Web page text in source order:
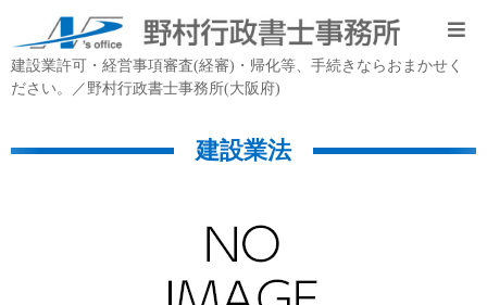
建設業許可・経営事項審査(経審)・帰化等、手続きならおまかせく
ださい。／野村行政書士事務所(大阪府)
建設業法